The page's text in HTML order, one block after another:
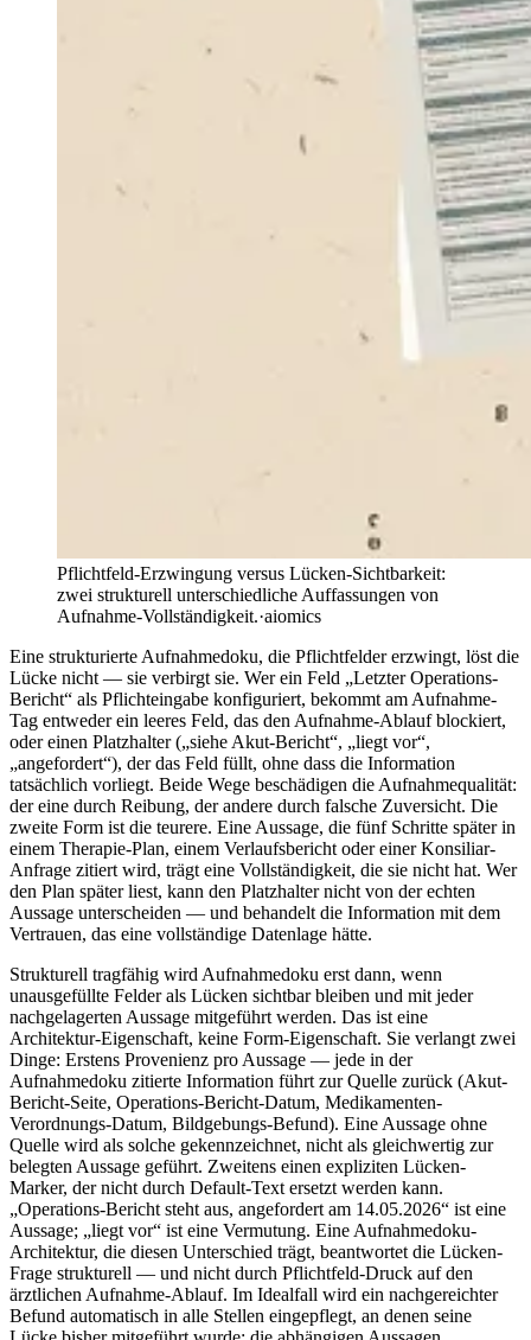
Pflichtfeld-Erzwingung versus Lücken-Sichtbarkeit:
zwei strukturell unterschiedliche Auffassungen von
Aufnahme-Vollständigkeit.·aiomics
Eine strukturierte Aufnahmedoku, die Pflichtfelder erzwingt, löst die
Lücke nicht — sie verbirgt sie. Wer ein Feld „Letzter Operations-
Bericht“ als Pflichteingabe konfiguriert, bekommt am Aufnahme-
Tag entweder ein leeres Feld, das den Aufnahme-Ablauf blockiert,
oder einen Platzhalter („siehe Akut-Bericht“, „liegt vor“,
„angefordert“), der das Feld füllt, ohne dass die Information
tatsächlich vorliegt. Beide Wege beschädigen die Aufnahmequalität:
der eine durch Reibung, der andere durch falsche Zuversicht. Die
zweite Form ist die teurere. Eine Aussage, die fünf Schritte später in
einem Therapie-Plan, einem Verlaufsbericht oder einer Konsiliar-
Anfrage zitiert wird, trägt eine Vollständigkeit, die sie nicht hat. Wer
den Plan später liest, kann den Platzhalter nicht von der echten
Aussage unterscheiden — und behandelt die Information mit dem
Vertrauen, das eine vollständige Datenlage hätte.
Strukturell tragfähig wird Aufnahmedoku erst dann, wenn
unausgefüllte Felder als Lücken sichtbar bleiben und mit jeder
nachgelagerten Aussage mitgeführt werden. Das ist eine
Architektur-Eigenschaft, keine Form-Eigenschaft. Sie verlangt zwei
Dinge: Erstens Provenienz pro Aussage — jede in der
Aufnahmedoku zitierte Information führt zur Quelle zurück (Akut-
Bericht-Seite, Operations-Bericht-Datum, Medikamenten-
Verordnungs-Datum, Bildgebungs-Befund). Eine Aussage ohne
Quelle wird als solche gekennzeichnet, nicht als gleichwertig zur
belegten Aussage geführt. Zweitens einen expliziten Lücken-
Marker, der nicht durch Default-Text ersetzt werden kann.
„Operations-Bericht steht aus, angefordert am 14.05.2026“ ist eine
Aussage; „liegt vor“ ist eine Vermutung. Eine Aufnahmedoku-
Architektur, die diesen Unterschied trägt, beantwortet die Lücken-
Frage strukturell — und nicht durch Pflichtfeld-Druck auf den
ärztlichen Aufnahme-Ablauf. Im Idealfall wird ein nachgereichter
Befund automatisch in alle Stellen eingepflegt, an denen seine